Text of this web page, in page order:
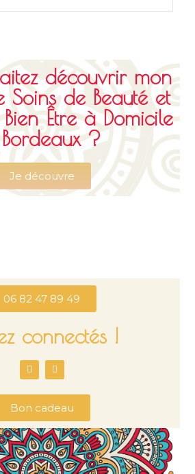
découvrir mon
Soins de Beauté et
Être à Domicile
?
Je découvre
06 82 47 89 49
connectés !
Bon cadeau